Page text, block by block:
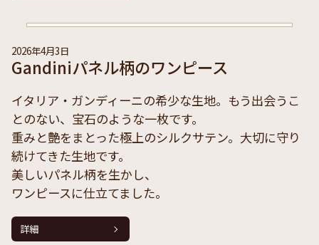
2026年4月3日
Gandiniパネル柄のワンピース
イタリア・ガンディーニの希少な生地。もう出会うこ
とのない、宝石のような一枚です。
重みと艶をまとった極上のシルクサテン。大切に守り
続けてきた生地です。
美しいパネル柄を生かし、
ワンピースに仕立てました。
詳細